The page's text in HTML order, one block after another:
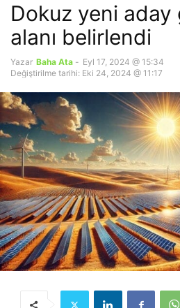
Dokuz yeni aday
alanı belirlendi
Yazar Baha Ata - Eyl 17, 2024 @ 15:34
Değiştirilme tarihi: Eki 24, 2024 @ 11:17